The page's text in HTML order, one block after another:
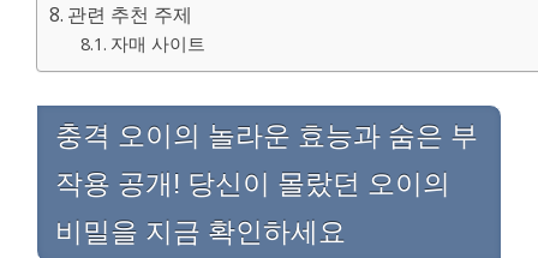
관련 추천 주제
자매 사이트
충격 오이의 놀라운 효능과 숨은 부
작용 공개! 당신이 몰랐던 오이의
비밀을 지금 확인하세요